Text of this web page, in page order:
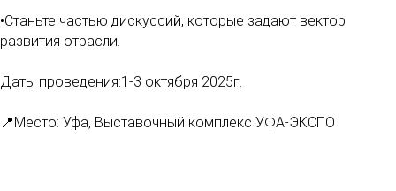
•Станьте частью дискуссий, которые задают вектор
развития отрасли.
Даты проведения:1-3 октября 2025г.
📍Место: Уфа, Выставочный комплекс УФА-ЭКСПО